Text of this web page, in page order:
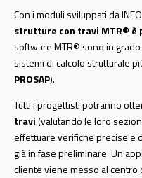
Con i moduli sviluppati da
strutture con travi MTR® è
software MTR® sono in
sistemi di calcolo strutturale
PROSAP).
Tutti i progettisti potranno
travi(valutando le loro
effettuare verifiche precise e
già in fase preliminare. Un
cliente viene messo al